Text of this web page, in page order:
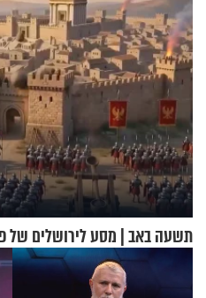
תשעה באב | מסע לירושלים של